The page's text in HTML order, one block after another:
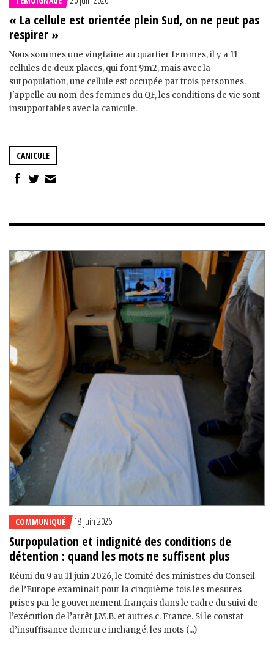
« La cellule est orientée plein Sud, on ne peut pas
respirer »
Nous sommes une vingtaine au quartier femmes, il y a 11
cellules de deux places, qui font 9m2, mais avec la
surpopulation, une cellule est occupée par trois personnes.
J'appelle au nom des femmes du QF, les conditions de vie sont
insupportables avec la canicule.
CANICULE
COMMUNIQUÉ 18 juin 2026
Surpopulation et indignité des conditions de
détention : quand les mots ne suffisent plus
Réuni du 9 au 11 juin 2026, le Comité des ministres du Conseil
de l’Europe examinait pour la cinquième fois les mesures
prises par le gouvernement français dans le cadre du suivi de
l’exécution de l’arrêt J.M.B. et autres c. France. Si le constat
d’insuffisance demeure inchangé, les mots (...)